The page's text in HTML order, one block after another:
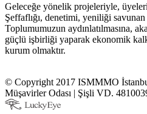
Geleceğe yönelik projeleriyle,
Şeffaflığı, denetimi, yeniliği
Toplumumuzun aydınlatılmasına,
güçlü işbirliği yaparak ekonomik
kurum olmaktır.
© Copyright 2017 ISMMMO
Müşavirler Odası | Şişli VD.